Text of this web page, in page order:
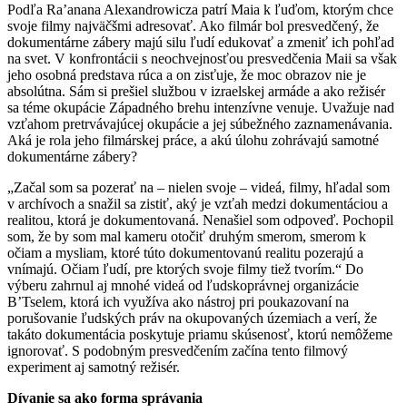
Podľa Ra’anana Alexandrowicza patrí Maia k ľuďom, ktorým chce
svoje filmy najväčšmi adresovať. Ako filmár bol presvedčený, že
dokumentárne zábery majú silu ľudí edukovať a zmeniť ich pohľad
na svet. V konfrontácii s neochvejnosťou presvedčenia Maii sa však
jeho osobná predstava rúca a on zisťuje, že moc obrazov nie je
absolútna. Sám si prešiel službou v izraelskej armáde a ako režisér
sa téme okupácie Západného brehu intenzívne venuje. Uvažuje nad
vzťahom pretrvávajúcej okupácie a jej súbežného zaznamenávania.
Aká je rola jeho filmárskej práce, a akú úlohu zohrávajú samotné
dokumentárne zábery?
„Začal som sa pozerať na – nielen svoje – videá, filmy, hľadal som
v archívoch a snažil sa zistiť, aký je vzťah medzi dokumentáciou a
realitou, ktorá je dokumentovaná. Nenašiel som odpoveď. Pochopil
som, že by som mal kameru otočiť druhým smerom, smerom k
očiam a mysliam, ktoré túto dokumentovanú realitu pozerajú a
vnímajú. Očiam ľudí, pre ktorých svoje filmy tiež tvorím.“ Do
výberu zahrnul aj mnohé videá od ľudskoprávnej organizácie
B’Tselem, ktorá ich využíva ako nástroj pri poukazovaní na
porušovanie ľudských práv na okupovaných územiach a verí, že
takáto dokumentácia poskytuje priamu skúsenosť, ktorú nemôžeme
ignorovať. S podobným presvedčením začína tento filmový
experiment aj samotný režisér.
Dívanie sa ako forma správania